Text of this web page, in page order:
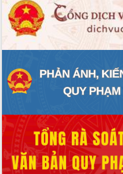
VĂN BẢN HĐND TỈNH
ĐIỂM TIN VĂN BẢN